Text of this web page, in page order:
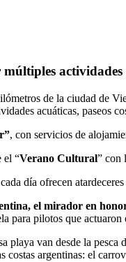
actividades
de la ciudad de
acuáticas, paseos
, con servicios de
el “Verano Cultural” con
día ofrecen
el mirador en
para pilotos que
playa van desde la
costas argentinas: el